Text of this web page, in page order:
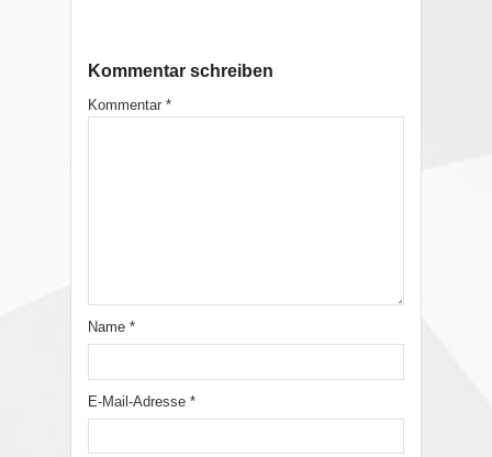
Kommentar schreiben
Kommentar *
Name *
E-Mail-Adresse *